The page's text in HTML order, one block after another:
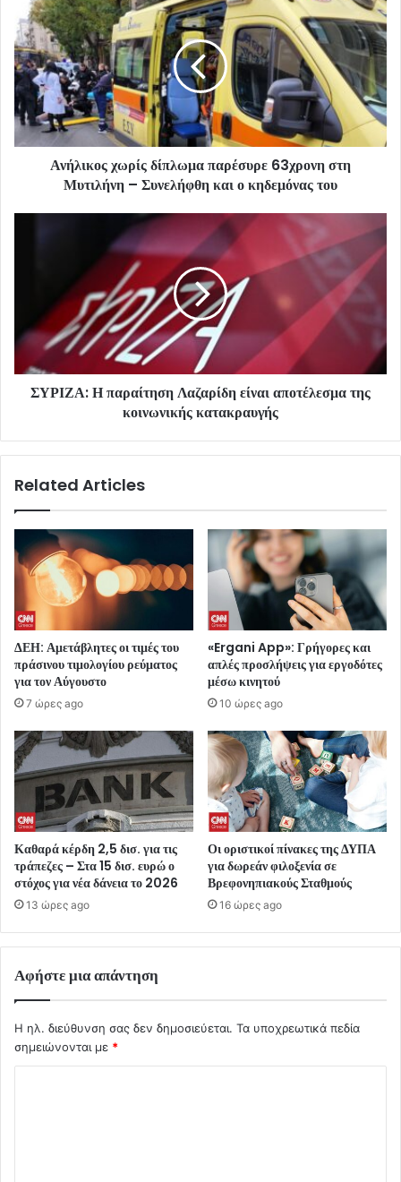
Ανήλικος χωρίς δίπλωμα παρέσυρε 63χρονη στη
Μυτιλήνη – Συνελήφθη και ο κηδεμόνας του
ΣΥΡΙΖΑ: Η παραίτηση Λαζαρίδη είναι αποτέλεσμα της
κοινωνικής κατακραυγής
Related Articles
ΔΕΗ: Αμετάβλητες οι τιμές του
πράσινου τιμολογίου ρεύματος
για τον Αύγουστο
7 ώρες ago
«Ergani App»: Γρήγορες και
απλές προσλήψεις για εργοδότες
μέσω κινητού
10 ώρες ago
Καθαρά κέρδη 2,5 δισ. για τις
τράπεζες – Στα 15 δισ. ευρώ ο
στόχος για νέα δάνεια το 2026
13 ώρες ago
Οι οριστικοί πίνακες της ΔΥΠΑ
για δωρεάν φιλοξενία σε
Βρεφονηπιακούς Σταθμούς
16 ώρες ago
Αφήστε μια απάντηση
Η ηλ. διεύθυνση σας δεν δημοσιεύεται. Τα υποχρεωτικά πεδία
σημειώνονται με *